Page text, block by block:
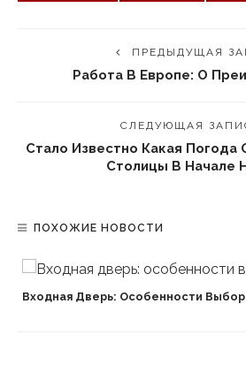
ПРЕДЫДУЩАЯ
Работа В Европе: О
СЛЕДУЮЩАЯ
Стало Известно Какая
Столицы В Начале
ПОХОЖИЕ НОВОСТИ
Входная Дверь: Особенности